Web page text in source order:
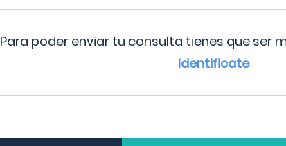
Para poder enviar tu consulta tienes que ser
Identificate